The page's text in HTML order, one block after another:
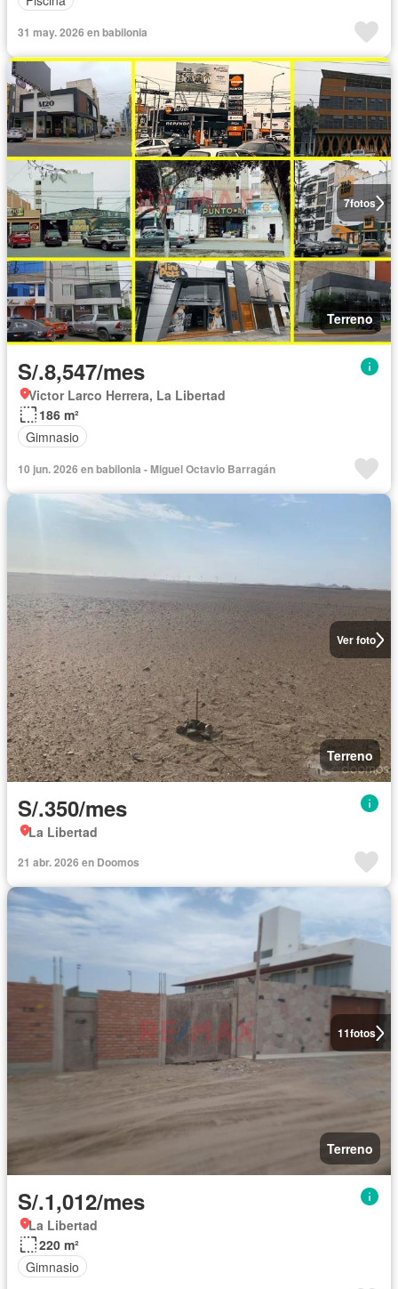
31 may. 2026 en babilonia
7fotos
Terreno
S/.8,547/mes
Victor Larco Herrera, La Libertad
186 m²
Gimnasio
10 jun. 2026 en babilonia - Miguel Octavio Barragán
Ver foto
Terreno
S/.350/mes
La Libertad
21 abr. 2026 en Doomos
11fotos
Terreno
S/.1,012/mes
La Libertad
220 m²
Gimnasio